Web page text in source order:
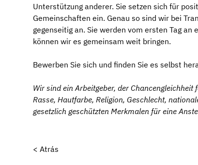
Unterstützung anderer. Sie setzen sich für
Gemeinschaften ein. Genau so sind wir bei
gegenseitig an. Sie werden vom ersten Tag
können wir es gemeinsam weit bringen.
Bewerben Sie sich und finden Sie es selbst
Wir sind ein Arbeitgeber, der
Rasse, Hautfarbe, Religion, Geschlecht,
gesetzlich geschützten Merkmalen für eine
< Atrás